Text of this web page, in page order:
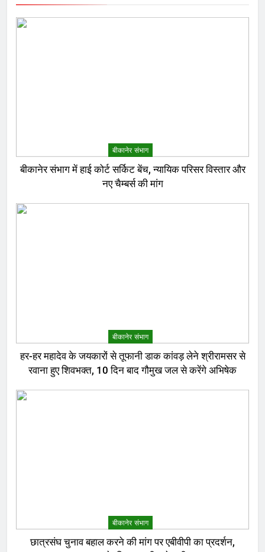
बीकानेर संभाग
बीकानेर संभाग में हाई कोर्ट सर्किट बेंच, न्यायिक परिसर विस्तार और
नए चैम्बर्स की मांग
बीकानेर संभाग
हर-हर महादेव के जयकारों से तूफानी डाक कांवड़ लेने श्रीरामसर से
रवाना हुए शिवभक्त, 10 दिन बाद गौमुख जल से करेंगे अभिषेक
बीकानेर संभाग
छात्रसंघ चुनाव बहाल करने की मांग पर एबीवीपी का प्रदर्शन,